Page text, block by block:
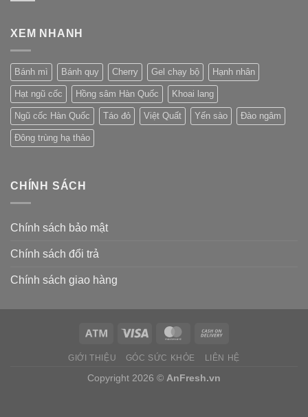
XEM NHANH
Bánh mì Bánh quy Cherry Gel chạy bộ Hạnh nhân
Hạt ngũ cốc Hồng sâm Hàn Quốc Khoai lang
Ngũ cốc Hàn Quốc Táo đỏ Việt Quất Yến sào Đào ngâm
Đông trùng hạ thảo
CHÍNH SÁCH
Chính sách bảo mật
Chính sách đổi trả
Chính sách giao hàng
GIỚI THIỆU GÓC SỨC KHỎE LIÊN HỆ
Copyright 2026 © AnFresh.vn